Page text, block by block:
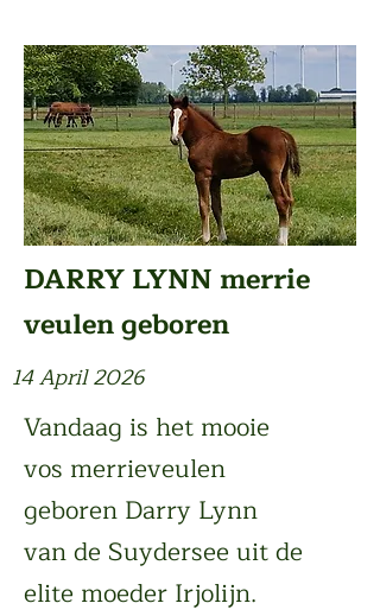
DARRY LYNN merrie
veulen geboren
14 April 2026
Vandaag is het mooie
vos merrieveulen
geboren Darry Lynn
van de Suydersee uit de
elite moeder Irjolijn.